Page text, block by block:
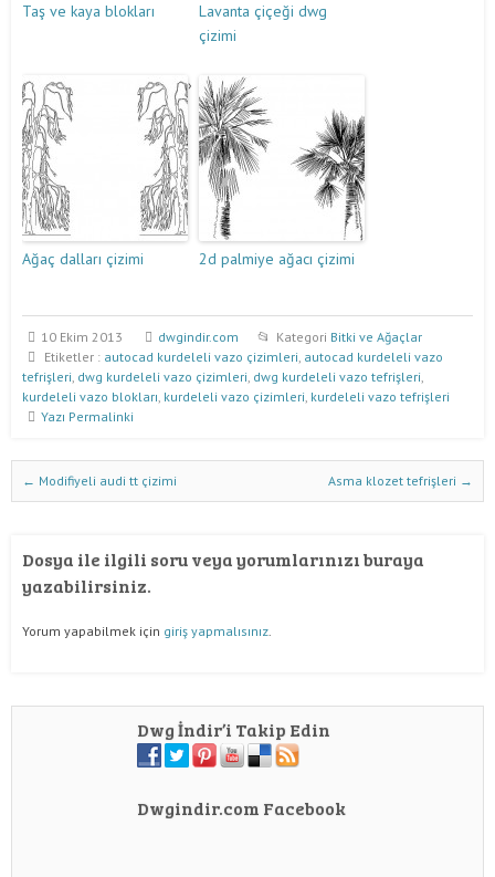
Taş ve kaya blokları
Lavanta çiçeği dwg
çizimi
Ağaç dalları çizimi 2d palmiye ağacı çizimi
10 Ekim 2013 dwgindir.com Kategori Bitki ve Ağaçlar
Etiketler : autocad kurdeleli vazo çizimleri, autocad kurdeleli vazo
tefrişleri, dwg kurdeleli vazo çizimleri, dwg kurdeleli vazo tefrişleri,
kurdeleli vazo blokları, kurdeleli vazo çizimleri, kurdeleli vazo tefrişleri
Yazı Permalinki
Dwg İndir Yazı Nevigasyonu
← Modifiyeli audi tt çizimi Asma klozet tefrişleri →
Dosya ile ilgili soru veya yorumlarınızı buraya
yazabilirsiniz.
Yorum yapabilmek için giriş yapmalısınız.
Dwg İndir’i Takip Edin
Dwgindir.com Facebook